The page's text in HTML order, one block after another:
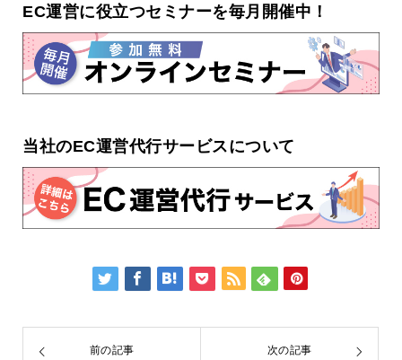
EC運営に役立つセミナーを毎月開催中！
当社のEC運営代行サービスについて
前の記事 次の記事